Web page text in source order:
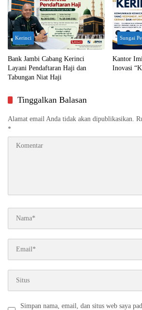
Kerinci
Bank Jambi Cabang Kerinci
Layani Pendaftaran Haji dan
Tabungan Niat Haji
Sungai
Kantor
Inovasi
Tinggalkan Balasan
Alamat email Anda tidak akan dipublikasikan.
*
Simpan nama, email, dan situs web saya